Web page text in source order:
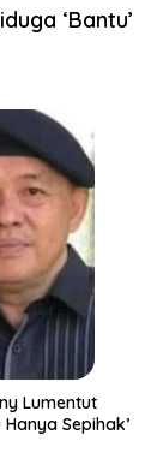
‘Bantu’
Lumentut
Sepihak’